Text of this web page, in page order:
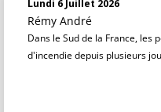
Lundi 6 Juillet 2026
Rémy André
Dans le Sud de la France, les
d'incendie depuis plusieurs